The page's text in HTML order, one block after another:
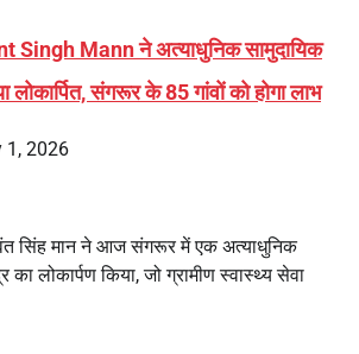
Singh Mann ने अत्याधुनिक सामुदायिक
लोकार्पित, संगरूर के 85 गांवों को होगा लाभ
1, 2026
सिंह मान ने आज संगरूर में एक अत्याधुनिक
का लोकार्पण किया, जो ग्रामीण स्वास्थ्य सेवा